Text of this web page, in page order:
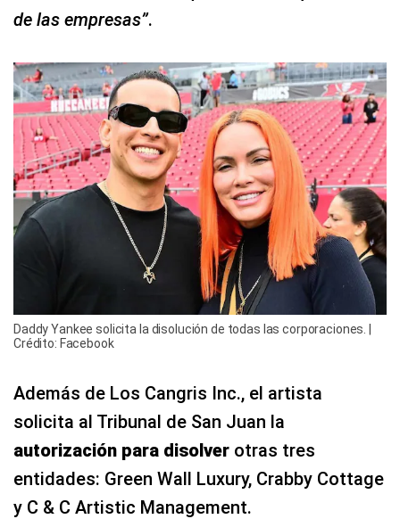
de las empresas”.
Daddy Yankee solicita la disolución de todas las corporaciones. |
Crédito: Facebook
Además de Los Cangris Inc., el artista
solicita al Tribunal de San Juan la
autorización para disolver otras tres
entidades: Green Wall Luxury, Crabby Cottage
y C & C Artistic Management.